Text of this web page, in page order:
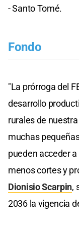
- Santo Tomé.
Fondo
"La prórroga del
desarrollo
rurales de
muchas
pueden acceder
menos cortes y
Dionisio Scarpin,
2036 la vigencia